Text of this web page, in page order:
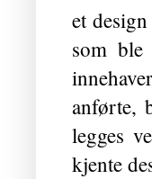
et
som
anførte,
legges
kjente